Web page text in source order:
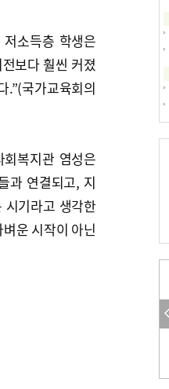
소득층 학생은
보다 훨씬 커졌
.”(국가교육회의
복지관 염성은
과 연결되고, 지
기라고 생각한
운 시작이 아닌